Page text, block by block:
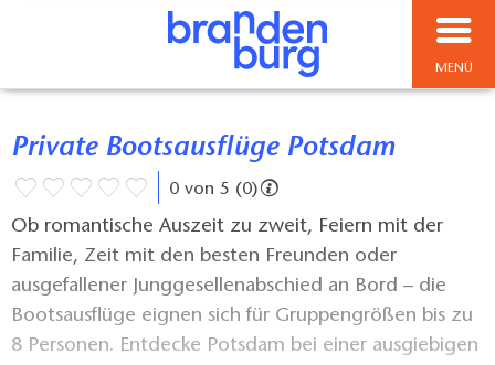
MENÜ
Private Bootsausflüge Potsdam
0 von 5 (0)
Ob romantische Auszeit zu zweit, Feiern mit der
Familie, Zeit mit den besten Freunden oder
ausgefallener Junggesellenabschied an Bord – die
Bootsausflüge eignen sich für Gruppengrößen bis zu
8 Personen. Entdecke Potsdam bei einer ausgiebigen